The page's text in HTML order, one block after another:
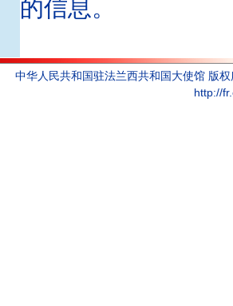
的信息。
中华人民共和国驻法兰西共和国大使馆 版
http://